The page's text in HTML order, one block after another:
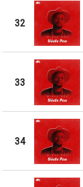
32
33
34